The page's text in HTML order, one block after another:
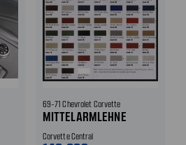
69-71 Chevrolet Corvette
MITTELARMLEHNE
Corvette Central